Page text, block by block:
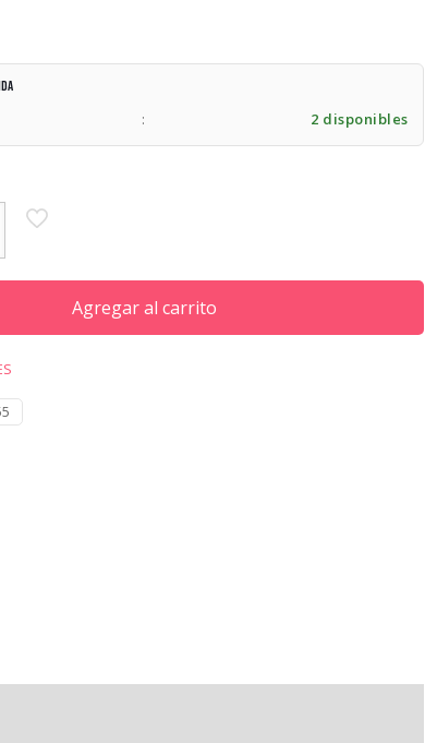
: 2 disponibles
Agregar al carrito